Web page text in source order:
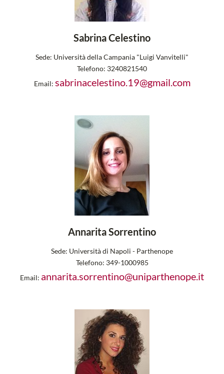
Sabrina Celestino
Sede: Università della Campania "Luigi Vanvitelli"
Telefono: 3240821540
Email: sabrinacelestino.19@gmail.com
Annarita Sorrentino
Sede: Università di Napoli - Parthenope
Telefono: 349-1000985
Email: annarita.sorrentino@uniparthenope.it